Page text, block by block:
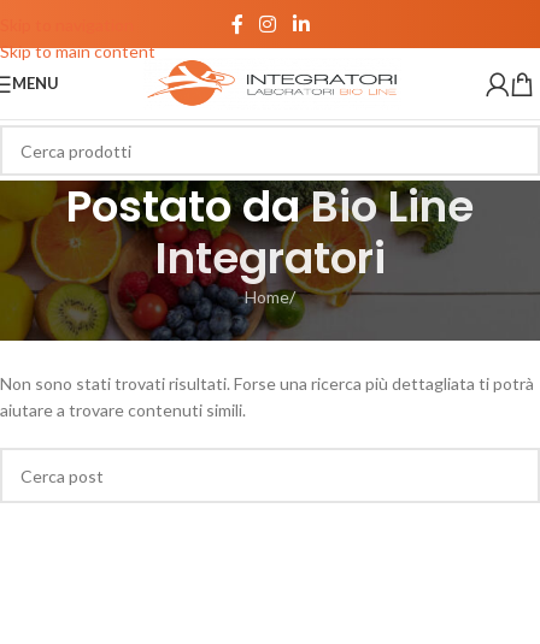
Skip to main content
MENU
Postato daBio Line
Integratori
Home/
Nessun risultato
Non sono stati trovati risultati. Forse una ricerca più dettagliata ti potrà
aiutare a trovare contenuti simili.